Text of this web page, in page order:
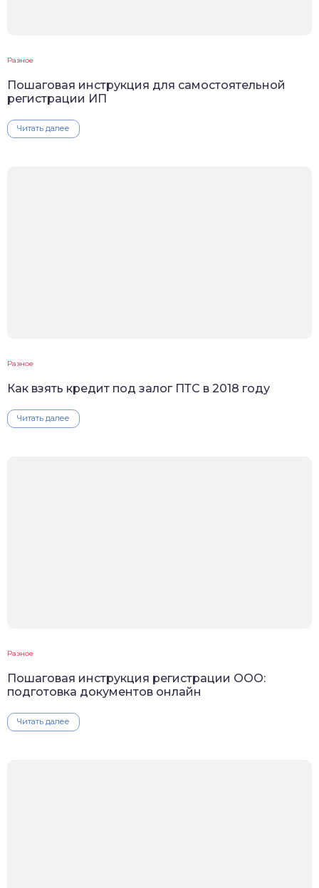
Разное
Пошаговая инструкция для самостоятельной
регистрации ИП
Читать далее
Разное
Как взять кредит под залог ПТС в 2018 году
Читать далее
Разное
Пошаговая инструкция регистрации ООО:
подготовка документов онлайн
Читать далее